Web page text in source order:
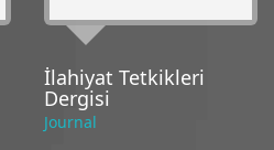
İlahiyat Tetkikleri
Dergisi
Journal